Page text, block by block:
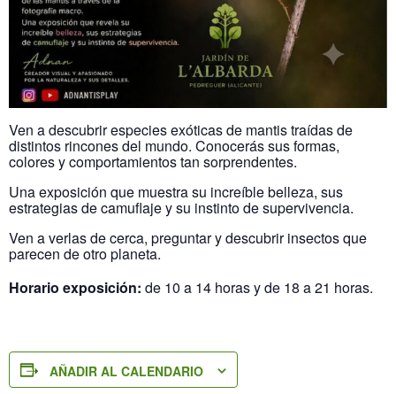
Ven a descubrir especies exóticas de mantis traídas de
distintos rincones del mundo. Conocerás sus formas,
colores y comportamientos tan sorprendentes.
Una exposición que muestra su increíble belleza, sus
estrategias de camuflaje y su instinto de supervivencia.
Ven a verlas de cerca, preguntar y descubrir insectos que
parecen de otro planeta.
Horario exposición: de 10 a 14 horas y de 18 a 21 horas.
AÑADIR AL CALENDARIO